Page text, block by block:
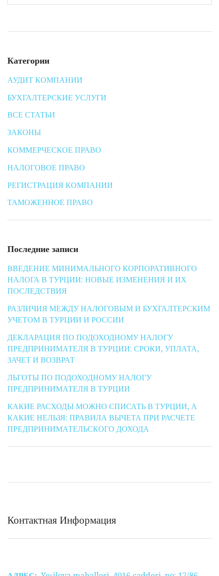
Категории
АУДИТ КОМПАНИИ
БУХГАЛТЕРСКИЕ УСЛУГИ
ВСЕ СТАТЬИ
ЗАКОНЫ
КОММЕРЧЕСКОЕ ПРАВО
НАЛОГОВОЕ ПРАВО
РЕГИСТРАЦИЯ КОМПАНИИ
ТАМОЖЕННОЕ ПРАВО
Последние записи
ВВЕДЕНИЕ МИНИМАЛЬНОГО КОРПОРАТИВНОГО
НАЛОГА В ТУРЦИИ: НОВЫЕ ИЗМЕНЕНИЯ И ИХ
ПОСЛЕДСТВИЯ
РАЗЛИЧИЯ МЕЖДУ НАЛОГОВЫМ И БУХГАЛТЕРСКИМ
УЧЕТОМ В ТУРЦИИ И РОССИИ
ДЕКЛАРАЦИЯ ПО ПОДОХОДНОМУ НАЛОГУ
ПРЕДПРИНИМАТЕЛЯ В ТУРЦИИ: СРОКИ, УПЛАТА,
ЗАЧЕТ И ВОЗВРАТ
ЛЬГОТЫ ПО ПОДОХОДНОМУ НАЛОГУ
ПРЕДПРИНИМАТЕЛЯ В ТУРЦИИ
КАКИЕ РАСХОДЫ МОЖНО СПИСАТЬ В ТУРЦИИ, А
КАКИЕ НЕЛЬЗЯ: ПРАВИЛА ВЫЧЕТА ПРИ РАСЧЕТЕ
ПРЕДПРИНИМАТЕЛЬСКОГО ДОХОДА
Контактная Информация